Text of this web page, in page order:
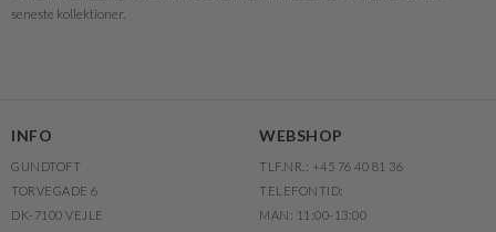
seneste kollektioner.
INFO
GUNDTOFT
TORVEGADE 6
DK-7100 VEJLE
WEBSHOP
TLF.NR.: +45 76 40 81 36
TELEFONTID:
MAN: 11:00-13:00